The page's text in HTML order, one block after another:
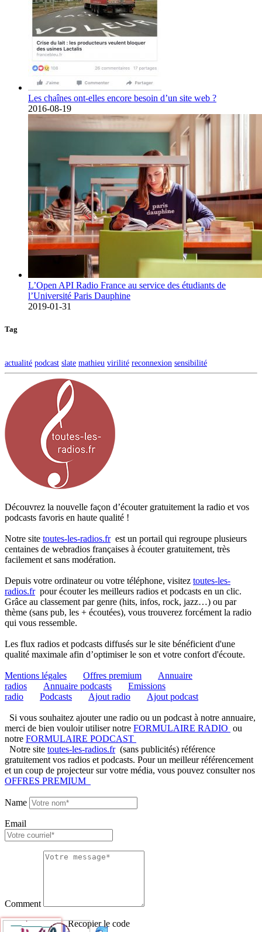
Les chaînes ont-elles encore besoin d’un site web ?
2016-08-19
L’Open API Radio France au service des étudiants de
l’Université Paris Dauphine
2019-01-31
Tag
actualité podcast slate mathieu virilité reconnexion sensibilité
Découvrez la nouvelle façon d’écouter gratuitement la radio et vos
podcasts favoris en haute qualité !
Notre site toutes-les-radios.frest un portail qui regroupe plusieurs
centaines de webradios françaises à écouter gratuitement, très
facilement et sans modération.
Depuis votre ordinateur ou votre téléphone, visitez toutes-les-
radios.frpour écouter les meilleurs radios et podcasts en un clic.
Grâce au classement par genre (hits, infos, rock, jazz…) ou par
thème (sans pub, les + écoutées), vous trouverez forcément la radio
qui vous ressemble.
Les flux radios et podcasts diffusés sur le site bénéficient d'une
qualité maximale afin d’optimiser le son et votre confort d'écoute.
Mentions légales Offres premium
Annuaire
radios
Annuaire podcasts
Emissions
radio
Podcasts Ajout radio Ajout podcast
Si vous souhaitez ajouter une radio ou un podcast à notre annuaire,
merci de bien vouloir utiliser notre FORMULAIRE RADIO ou
notre FORMULAIRE PODCAST
Notre site toutes-les-radios.fr(sans publicités) référence
gratuitement vos radios et podcasts. Pour un meilleur référencement
et un coup de projecteur sur votre média, vous pouvez consulter nos
OFFRES PREMIUM
Name
Email
Comment
Recopier le code